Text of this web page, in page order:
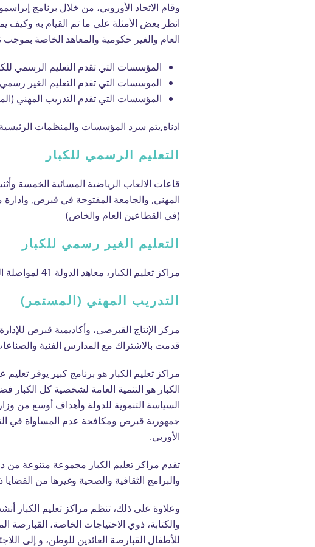
وقام الاتحاد الأوروبي، من خلال برنامج
انظر بعض الأمثلة على ما تم القيام به وكيف
العام والغير حكومية والمعاهد الخاصة
المؤسسات التي تقدم التعليم الرسمي
الموسسات التي تقدم التعليم الغير رسمي
المؤسسات التي تقدم التدريب المهني
ادناه,يتم سرد المؤسسات والمنظمات الرئيسية
التعليم الرسمي للكبار
قاعات الالعاب الرياضية المسائية الخمسة
المهني, والجامعة المفتوحة في قبرص, وادارة
(في القطاعين العام والخاص)
التعليم الغير رسمي للكبار
مراكز تعليم الكبار، معاهد الدولة 41 لمواصلة التعليم، معهد التربية والمعاهد الخاصة المسجلة لدى وزارة التربية والتعليم.
التدريب المهني (المستمر)
مركز الإنتاج القبرصي، وأكاديمية قبرص
قدمت بالاشتراك مع المدارس الفنية
مراكز تعليم الكبار هو برنامج كبير يوفر
الكبار هو التنمية العامة لشخصية كل الكبار
السياسة التنموية للدولة وأهداف أوسع من
جمهورية قبرص ومكافحة عدم المساواة في
الأوربي.
تقدم مراكز تعليم الكبار مجموعة متنوعة من
والبرامج الثقافية والصحية وغيرها من
وعلاوة على ذلك، تنظم مراكز تعليم الكبار
والكتابة، ذوي الاحتياجات الخاصة، القبارصة
للأطفال القبارصة العائدين للوطن، و إلى